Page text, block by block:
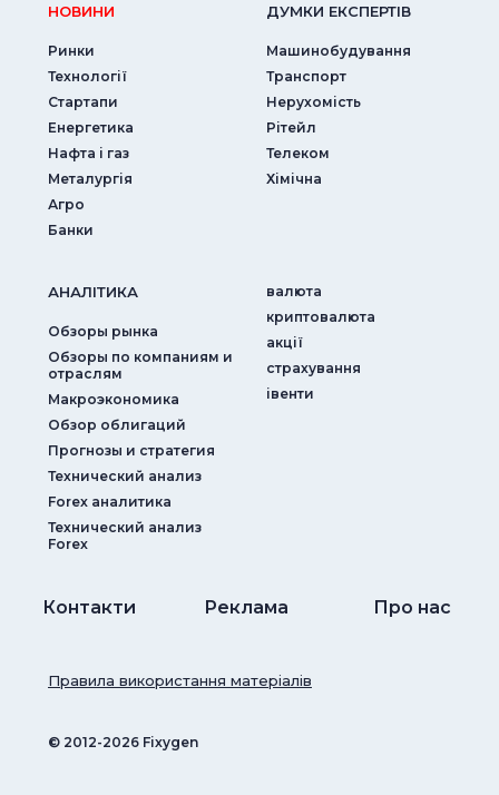
НОВИНИ
Ринки
Технології
Стартапи
Енергетика
Нафта і газ
Металургія
Агро
Банки
ДУМКИ ЕКСПЕРТIВ
Машинобудування
Транспорт
Нерухомість
Рітейл
Телеком
Хімічна
АНАЛIТИКА
Обзоры рынка
Обзоры по компаниям и
отраслям
Макроэкономика
Обзор облигаций
Прогнозы и стратегия
Технический анализ
Forex аналитика
Технический анализ
Forex
валюта
криптовалюта
акції
страхування
iвенти
Контакти Реклама Про нас
© ‎2012-2026 Fixygen
Правила використання матеріалів